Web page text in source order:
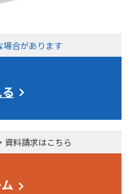
場合があります
資料請求はこちら